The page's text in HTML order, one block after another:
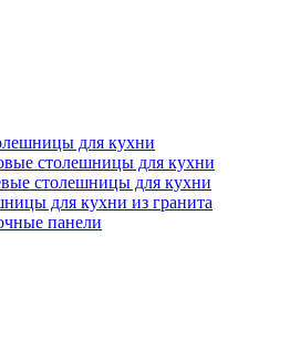
для кухни
столешницы для кухни
столешницы для кухни
для кухни из гранита
панели